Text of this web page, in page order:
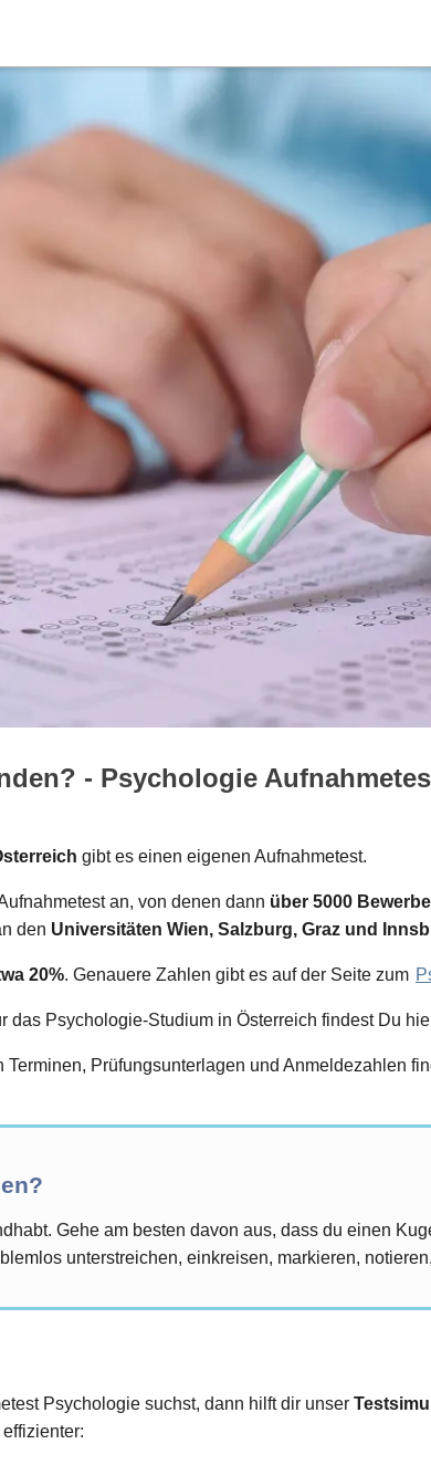
Deutsch
- Psychologie
gibt es einen eigenen Aufnahmetest.
an, von denen dann über 5000
den Universitäten Wien, Salzburg, Graz und
20%. Genauere Zahlen gibt es auf der Seite zum
das Psychologie-Studium in Österreich findest Du
Prüfungsunterlagen und Anmeldezahlen
Gehe am besten davon aus, dass du einen
unterstreichen, einkreisen, markieren,
Psychologie suchst, dann hilft dir unser